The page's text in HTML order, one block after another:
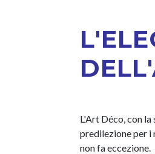
L'Art Déco, con
predilezione per i
non fa eccezione.